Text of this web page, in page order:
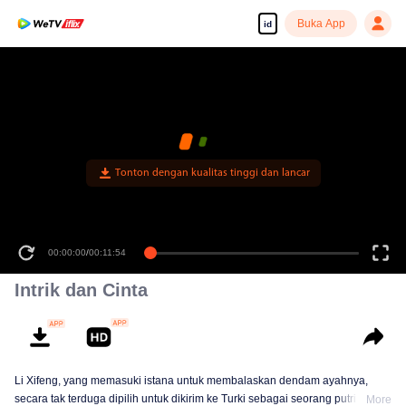
id Buka App
Tonton dengan kualitas tinggi dan lancar
00:00:00/00:11:54
Intrik dan Cinta
Li Xifeng, yang memasuki istana untuk membalaskan dendam ayahnya,
secara tak terduga dipilih untuk dikirim ke Turki sebagai seorang putri untuk
More